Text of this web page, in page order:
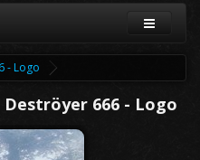
- Logo
666 - Logo